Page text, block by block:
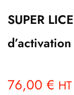
SUPER
76,00 € HT